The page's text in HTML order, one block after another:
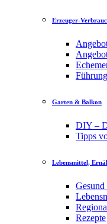
Erzeuger-
Garten & Balkon
DIY –
Tipps
Lebensmittel,
Gesund
Rezepte